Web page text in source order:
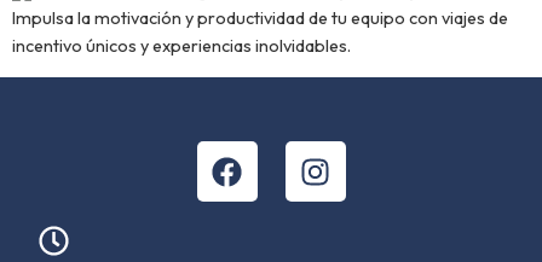
Impulsa la motivación y productividad de tu equipo con viajes de
incentivo únicos y experiencias inolvidables.